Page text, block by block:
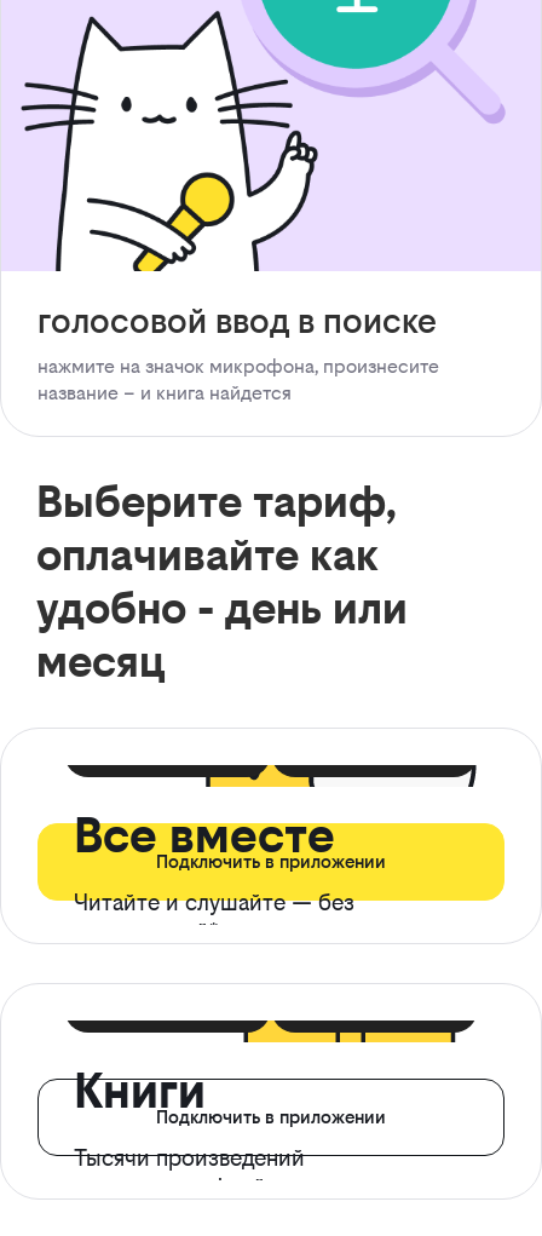
голосовой ввод в поиске
нажмите на значок микрофона, произнесите
название – и книга найдется
Выберите тариф,
оплачивайте как
удобно - день или
месяц
Все вместе
Читайте и слушайте — без
ограничений*
Подключить в приложении
Книги
Тысячи произведений
с доступом офлайн
Подключить в приложении